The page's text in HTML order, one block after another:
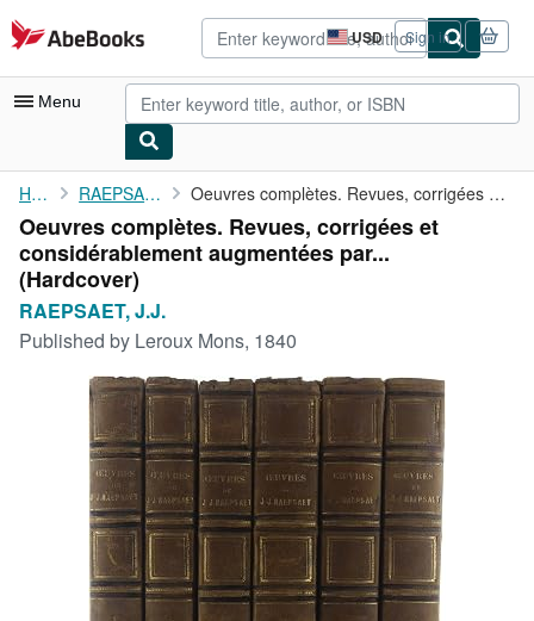
Skip to main content
AbeBooks.com USD
Site
shopping
preferences
Sign in
Menu
My Account
My Purchases
Advanced Search
Browse Collections
Art & Collectibles
Textbooks
Start Selling
CLOSE
Home RAEPSAET, J.J. Oeuvres complètes. Revues, corrigées et considérablement ...
Oeuvres complètes. Revues, corrigées et
considérablement augmentées par...
(Hardcover)
RAEPSAET, J.J.
Published by Leroux Mons, 1840